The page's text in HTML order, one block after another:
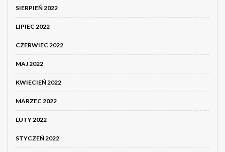
SIERPIEŃ 2022
LIPIEC 2022
CZERWIEC 2022
MAJ 2022
KWIECIEŃ 2022
MARZEC 2022
LUTY 2022
STYCZEŃ 2022